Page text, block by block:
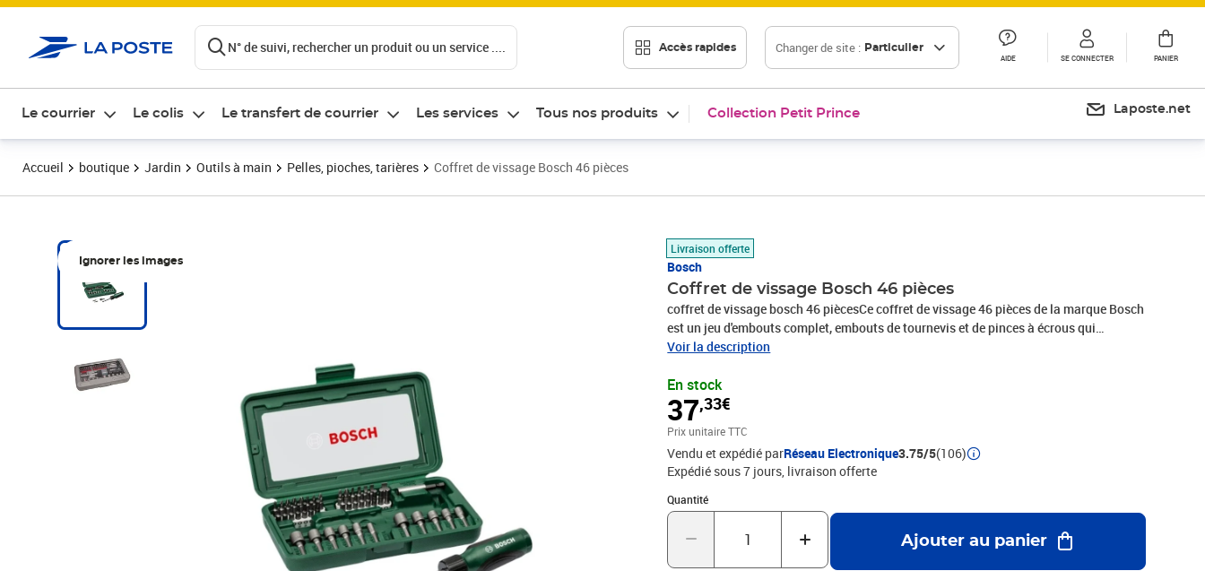
N° de suivi, rechercher un produit ou un service .... Accès rapides Changer de site : Particulier
AIDE SE CONNECTER PANIER
Le courrier Le colis Le transfert de courrier Les services Tous nos produits Collection Petit Prince Laposte.net
Accueil boutique Jardin Outils à main Pelles, pioches, tarières Coffret de vissage Bosch 46 pièces
Ignorer les images
Livraison offerte
Bosch
Coffret de vissage Bosch 46 pièces
coffret de vissage bosch 46 piècesCe coffret de vissage 46 pièces de la marque Bosch
est un jeu d'embouts complet, embouts de tournevis et de pinces à écrous qui
conviennent pour tous les types et tailles de vis les plus courants. Ce pack d'outil est
:Jeu d'embouts : completConformité : tous les types et tailles de vis
Voir la description
En stock
37,33€
Prix 37,33€
Prix unitaire TTC
Vendu et expédié parRéseau Electronique3.75/5(106)
Expédié sous 7 jours livraison offerte
Quantité
Quantité : 1
Ajouter au panier